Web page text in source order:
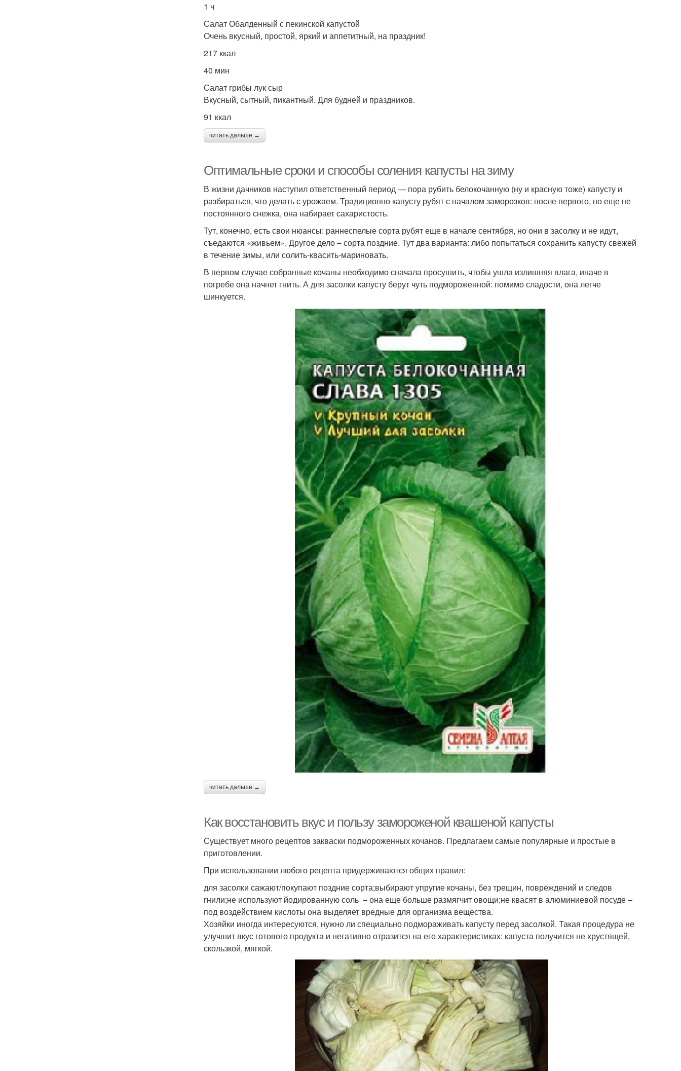
1 ч
Салат Обалденный с пекинской капустой
Очень вкусный, простой, яркий и аппетитный, на праздник!
217 ккал
40 мин
Салат грибы лук сыр
Вкусный, сытный, пикантный. Для будней и праздников.
91 ккал
читать дальше →
Оптимальные сроки и способы соления капусты на зиму
В жизни дачников наступил ответственный период — пора рубить белокочанную (ну и красную тоже) капусту и
разбираться, что делать с урожаем. Традиционно капусту рубят с началом заморозков: после первого, но еще не
постоянного снежка, она набирает сахаристость.
Тут, конечно, есть свои нюансы: раннеспелые сорта рубят еще в начале сентября, но они в засолку и не идут,
съедаются «живьем». Другое дело – сорта поздние. Тут два варианта: либо попытаться сохранить капусту свежей
в течение зимы, или солить-квасить-мариновать.
В первом случае собранные кочаны необходимо сначала просушить, чтобы ушла излишняя влага, иначе в
погребе она начнет гнить. А для засолки капусту берут чуть подмороженной: помимо сладости, она легче
шинкуется.
читать дальше →
Как восстановить вкус и пользу замороженой квашеной капусты
Существует много рецептов закваски подмороженных кочанов. Предлагаем самые популярные и простые в
приготовлении.
При использовании любого рецепта придерживаются общих правил:
для засолки сажают/покупают поздние сорта;выбирают упругие кочаны, без трещин, повреждений и следов
гнили;не используют йодированную соль – она еще больше размягчит овощи;не квасят в алюминиевой посуде –
под воздействием кислоты она выделяет вредные для организма вещества.
Хозяйки иногда интересуются, нужно ли специально подмораживать капусту перед засолкой. Такая процедура не
улучшит вкус готового продукта и негативно отразится на его характеристиках: капуста получится не хрустящей,
скользкой, мягкой.